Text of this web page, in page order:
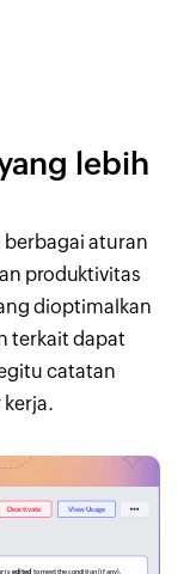
lebih
aturan
produktivitas
dioptimalkan
terkait dapat
catatan